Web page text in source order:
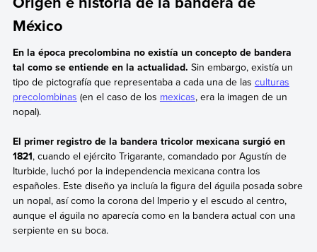
México
En la época precolombina no existía un concepto de bandera
tal como se entiende en la actualidad. Sin embargo, existía un
tipo de pictografía que representaba a cada una de las culturas
precolombinas (en el caso de los mexicas, era la imagen de un
nopal).
El primer registro de la bandera tricolor mexicana surgió en
1821, cuando el ejército Trigarante, comandado por Agustín de
Iturbide, luchó por la independencia mexicana contra los
españoles. Este diseño ya incluía la figura del águila posada sobre
un nopal, así como la corona del Imperio y el escudo al centro,
aunque el águila no aparecía como en la bandera actual con una
serpiente en su boca.